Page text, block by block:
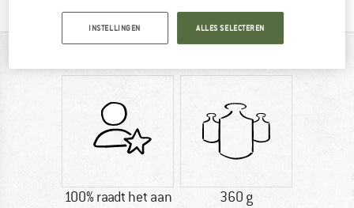
100% raadt het aan 360 g
INSTELLINGEN ALLES SELECTEREN